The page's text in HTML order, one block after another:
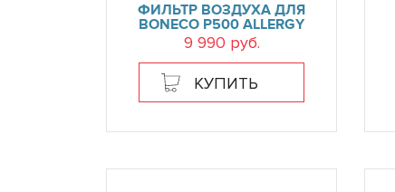
ФИЛЬТР ВОЗДУХА ДЛЯ
BONECO P500 ALLERGY
9 990 руб.
КУПИТЬ